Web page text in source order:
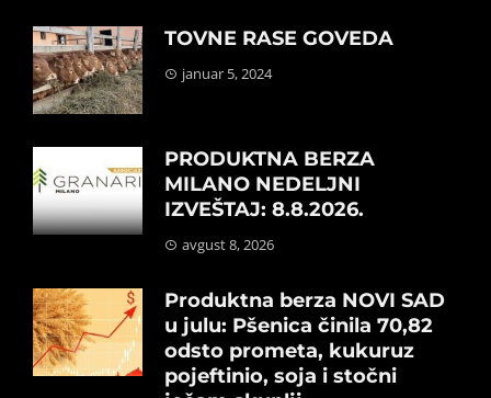
TOVNE RASE GOVEDA
januar 5, 2024
PRODUKTNA BERZA
MILANO NEDELJNI
IZVEŠTAJ: 8.8.2026.
avgust 8, 2026
Produktna berza NOVI SAD
u julu: Pšenica činila 70,82
odsto prometa, kukuruz
pojeftinio, soja i stočni